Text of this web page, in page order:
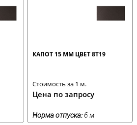
КАПОТ 15 ММ ЦВЕТ 8T19
Стоимость за 1 м.
Цена по запросу
Норма отпуска: 6 м